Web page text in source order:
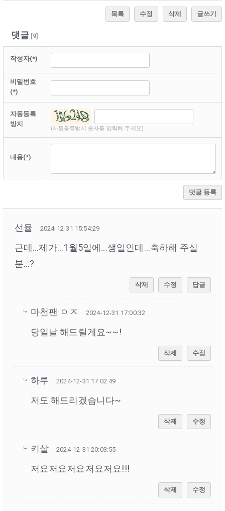
목록 수정 삭제 글쓰기
댓글[9]
작성자(*)
비밀번호
(*)
자동등록
방지
(자동등록방지 숫자를 입력해 주세요)
내용(*)
댓글 등록
선율 2024-12-31 15:54:29
근데...제가...1월5일에...생일인데...축하해 주실
분...?
삭제 수정 답글
마천팬 ㅇㅈ 2024-12-31 17:00:32
당일날 해드릴게요~~!
삭제 수정
하루 2024-12-31 17:02:49
저도 해드리겠습니다~
삭제 수정
키살 2024-12-31 20:03:55
저요저요저요저요저요!!!
삭제 수정